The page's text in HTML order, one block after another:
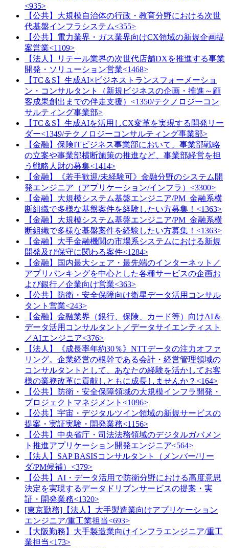
<935>
【公共】大規模自治体の行政・教育分野における次世
代基盤インフラシステム<355>
【公共】電力業界・ガス業界向けCX領域の新規企画提
案営業<1109>
【法人】リテール業界の次世代店舗DXを推進する事業
開発・ソリューション営業<1468>
【TC＆S】生成AI×ビジネストランスフォーメーショ
ン・コンサルタント（新規ビジネスの企画・推進～顧
客成果創出までの伴走支援）<1350/テクノロジーコン
サルティング事業部>
【TC＆S】生成AIを活用しCX変革を実現する開発リー
ダー<1349/テクノロジーコンサルティング事業部>
【金融】保険ITビジネス事業部において、事業部戦略
の立案や事業部横断施策の推進など、事業部経営を担
う戦略人財の募集<1414>
【金融】《若手歓迎/未経験可》金融分野のシステム開
発エンジニア（アプリケーション/インフラ）<3300>
【金融】大規模システム基盤エンジニア/PM_金融系横
断組織で多様な基盤案件を経験したい方募集！<1363>
【金融】大規模システム基盤エンジニア/PM_金融系横
断組織で多様な基盤案件を経験したい方募集！<1363>
【金融】大手金融機関の市場系システムにおける新規
開発及び保守に関わる案件<1284>
【金融】国内最大シェア・最先端のインターネット／
アプリバンキングを中心とした各種サービスの企画お
よび銀行／企業向け営業<363>
【公共】防衛・安全保障向け衛星データ活用コンサル
タント営業<243>
【金融】金融業界（銀行、保険、カード等）向けAI＆
データ活用コンサルタント／データサイエンティスト
／AIエンジニア<376>
【法人】《成長率年約30％》NTTデータの注力オファ
リング。企業経営の根幹である会計・経営管理領域の
コンサルタントとして、あなたの経験を活かしてお客
様の業務改革に貢献しともに成長しませんか？<164>
【公共】防衛・安全保障領域の大規模インフラ開発・
プロジェクトマネジメント<1096>
【公共】宇宙・デジタルツイン領域の新規サービスの
提案・実証実験・開発業務<1156>
【公共】中央省庁・司法法務領域のデジタルガバメン
ト推進アプリケーション開発エンジニア<564>
【法人】SAP BASISコンサルタント（メンバー/リー
ダ/PM候補）<379>
【公共】AI・データ活用で防衛分野における高度意思
決定を実現するデータドリブンサービスの提案・実
証・開発業務<1320>
[東京勤務]【法人】大手製造業向けアプリケーション
エンジニア/重工業担当<693>
【大阪勤務】大手製造業向けインフラエンジニア/重工
業担当<173>